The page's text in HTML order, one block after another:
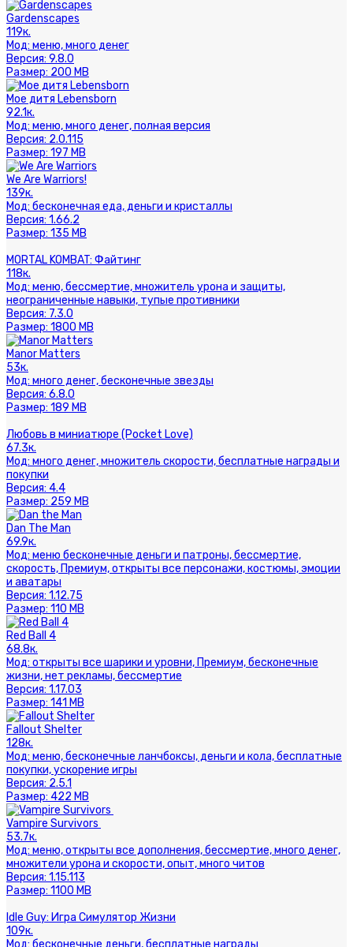
Gardenscapes
119к.
Мод: меню, много денег
Версия: 9.8.0
Размер: 200 MB
Мое дитя Lebensborn
92.1к.
Мод: меню, много денег, полная версия
Версия: 2.0.115
Размер: 197 MB
We Are Warriors!
139к.
Мод: бесконечная еда, деньги и кристаллы
Версия: 1.66.2
Размер: 135 MB
MORTAL KOMBAT: Файтинг
118к.
Мод: меню, бессмертие, множитель урона и защиты,
неограниченные навыки, тупые противники
Версия: 7.3.0
Размер: 1800 MB
Manor Matters
53к.
Мод: много денег, бесконечные звезды
Версия: 6.8.0
Размер: 189 MB
Любовь в миниатюре (Pocket Love)
67.3к.
Мод: много денег, множитель скорости, бесплатные награды и
покупки
Версия: 4.4
Размер: 259 MB
Dan The Man
69.9к.
Мод: меню бесконечные деньги и патроны, бессмертие,
скорость, Премиум, открыты все персонажи, костюмы, эмоции
и аватары
Версия: 1.12.75
Размер: 110 MB
Red Ball 4
68.8к.
Мод: открыты все шарики и уровни, Премиум, бесконечные
жизни, нет рекламы, бессмертие
Версия: 1.17.03
Размер: 141 MB
Fallout Shelter
128к.
Мод: меню, бесконечные ланчбоксы, деньги и кола, бесплатные
покупки, ускорение игры
Версия: 2.5.1
Размер: 422 MB
Vampire Survivors
53.7к.
Мод: меню, открыты все дополнения, бессмертие, много денег,
множители урона и скорости, опыт, много читов
Версия: 1.15.113
Размер: 1100 MB
Idle Guy: Игра Симулятор Жизни
109к.